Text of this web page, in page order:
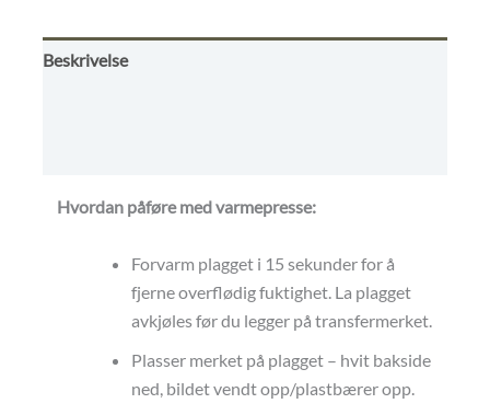
Beskrivelse
Hvordan påføre med varmepresse:
Forvarm plagget i 15 sekunder for å
fjerne overflødig fuktighet. La plagget
avkjøles før du legger på transfermerket.
Plasser merket på plagget – hvit bakside
ned, bildet vendt opp/plastbærer opp.